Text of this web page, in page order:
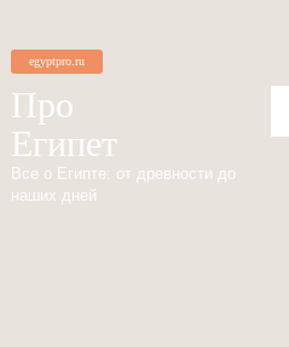
egyptpro.ru
Про
Египет
Все о Египте: от древности до
наших дней